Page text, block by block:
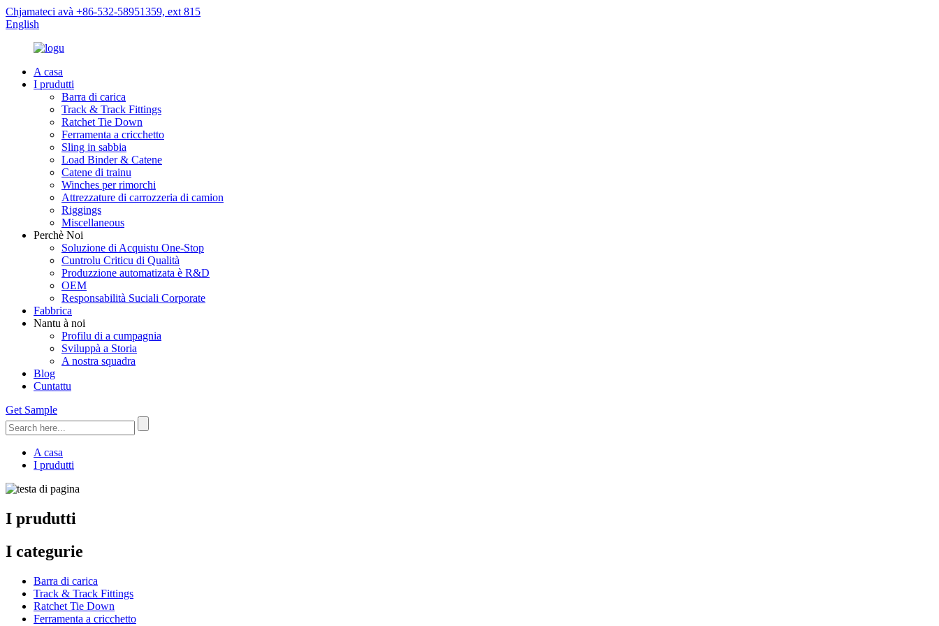
Chjamateci avà +86-532-58951359, ext 815
English
A casa
I prudutti
Barra di carica
Track & Track Fittings
Ratchet Tie Down
Ferramenta a cricchetto
Sling in sabbia
Load Binder & Catene
Catene di trainu
Winches per rimorchi
Attrezzature di carrozzeria di camion
Riggings
Miscellaneous
Perchè Noi
Soluzione di Acquistu One-Stop
Cuntrolu Criticu di Qualità
Produzzione automatizata è R&D
OEM
Responsabilità Suciali Corporate
Fabbrica
Nantu à noi
Profilu di a cumpagnia
Sviluppà a Storia
A nostra squadra
Blog
Cuntattu
Get Sample
A casa
I prudutti
I prudutti
I categurie
Barra di carica
Track & Track Fittings
Ratchet Tie Down
Ferramenta a cricchetto